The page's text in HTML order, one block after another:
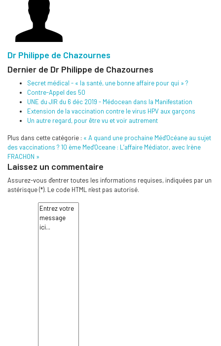
Dr Philippe de Chazournes
Dernier de Dr Philippe de Chazournes
Secret médical - « la santé, une bonne affaire pour qui » ?
Contre-Appel des 50
UNE du JIR du 6 déc 2019 - Médocean dans la Manifestation
Extension de la vaccination contre le virus HPV aux garçons
Un autre regard, pour être vu et voir autrement
Plus dans cette catégorie : « A quand une prochaine Méd'Océane au sujet
des vaccinations ? 10 ème Med'Oceane : L’affaire Médiator, avec Irène
FRACHON »
Laissez un commentaire
Assurez-vous d'entrer toutes les informations requises, indiquées par un
astérisque (*). Le code HTML n'est pas autorisé.